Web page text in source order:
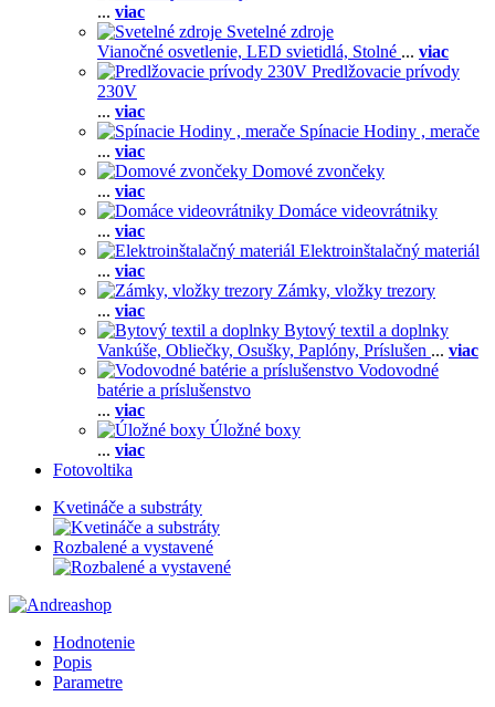
... viac
Svetelné zdroje
Vianočné osvetlenie, LED svietidlá, Stolné ... viac
Predlžovacie prívody
230V
... viac
Spínacie Hodiny , merače
... viac
Domové zvončeky
... viac
Domáce videovrátniky
... viac
Elektroinštalačný materiál
... viac
Zámky, vložky trezory
... viac
Bytový textil a doplnky
Vankúše, Obliečky, Osušky, Paplóny, Príslušen ... viac
Vodovodné
batérie a príslušenstvo
... viac
Úložné boxy
... viac
Fotovoltika
Kvetináče a substráty
Rozbalené a vystavené
Hodnotenie
Popis
Parametre